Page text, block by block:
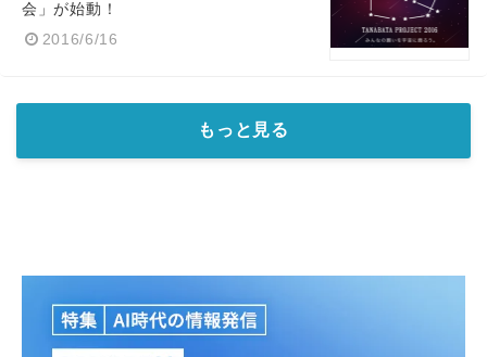
会」が始動！
2016/6/16
もっと見る